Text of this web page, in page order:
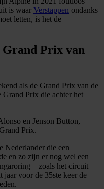
en advertenties te
social media te bieden
Ook delen we
site met onze
en analyse. Deze
met andere
van hun services.
is waar Verstappen ondanks
letten, is het de
Grand Prix van
als de Grand Prix van de
Grand Prix die achter het
en Jenson Button,
Prix.
Nederlander die een
en zo zijn er nog wel een
– zoals het circuit
jaar voor de 35ste keer de